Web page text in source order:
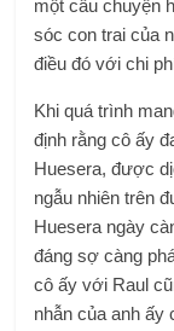
một câu chuyện
sóc con trai của
điều đó với chi
Khi quá trình
định rằng cô ấy
Huesera, được
ngẫu nhiên trên
Huesera ngày
đáng sợ càng
cô ấy với Raul
nhẫn của anh ấy